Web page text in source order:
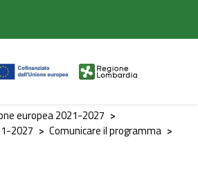
europea 2021-2027 >
2027 > Comunicare il programma >